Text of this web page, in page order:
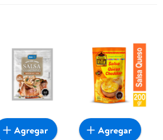
Agregar Agregar